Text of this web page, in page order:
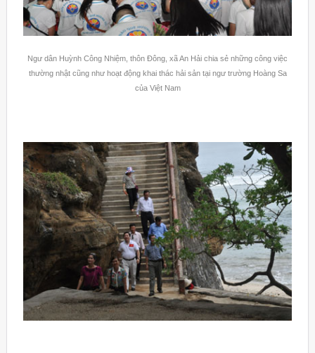
Ngư dân Huỳnh Công Nhiệm, thôn Đông, xã An Hải chia sẻ những công việc
thường nhật cũng như hoạt động khai thác hải sản tại ngư trường Hoàng Sa
của Việt Nam